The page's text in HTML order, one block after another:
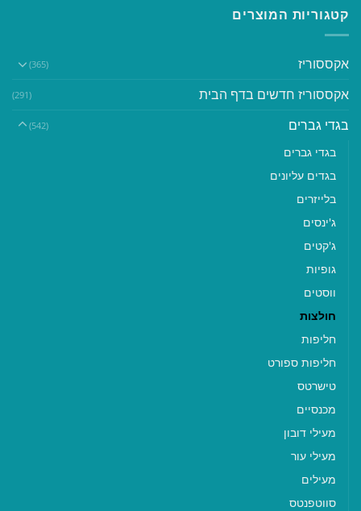
קטגוריות המוצרים
אקססוריז (365)
אקססוריז חדשים בדף הבית (291)
בגדי גברים (542)
בגדי גברים
בגדים עליונים
בלייזרים
ג'ינסים
ג'קטים
גופיות
ווסטים
חולצות
חליפות
חליפות ספורט
טישרטס
מכנסיים
מעילי דובון
מעילי עור
מעילים
סווטפנטס